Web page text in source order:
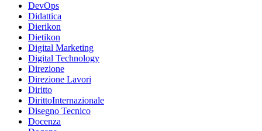
DevOps
Didattica
Dierikon
Dietikon
Digital Marketing
Digital Technology
Direzione
Direzione Lavori
Diritto
DirittoInternazionale
Disegno Tecnico
Docenza